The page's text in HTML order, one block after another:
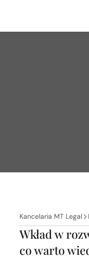
Kancelaria MT Legal
Wkład w
co warto